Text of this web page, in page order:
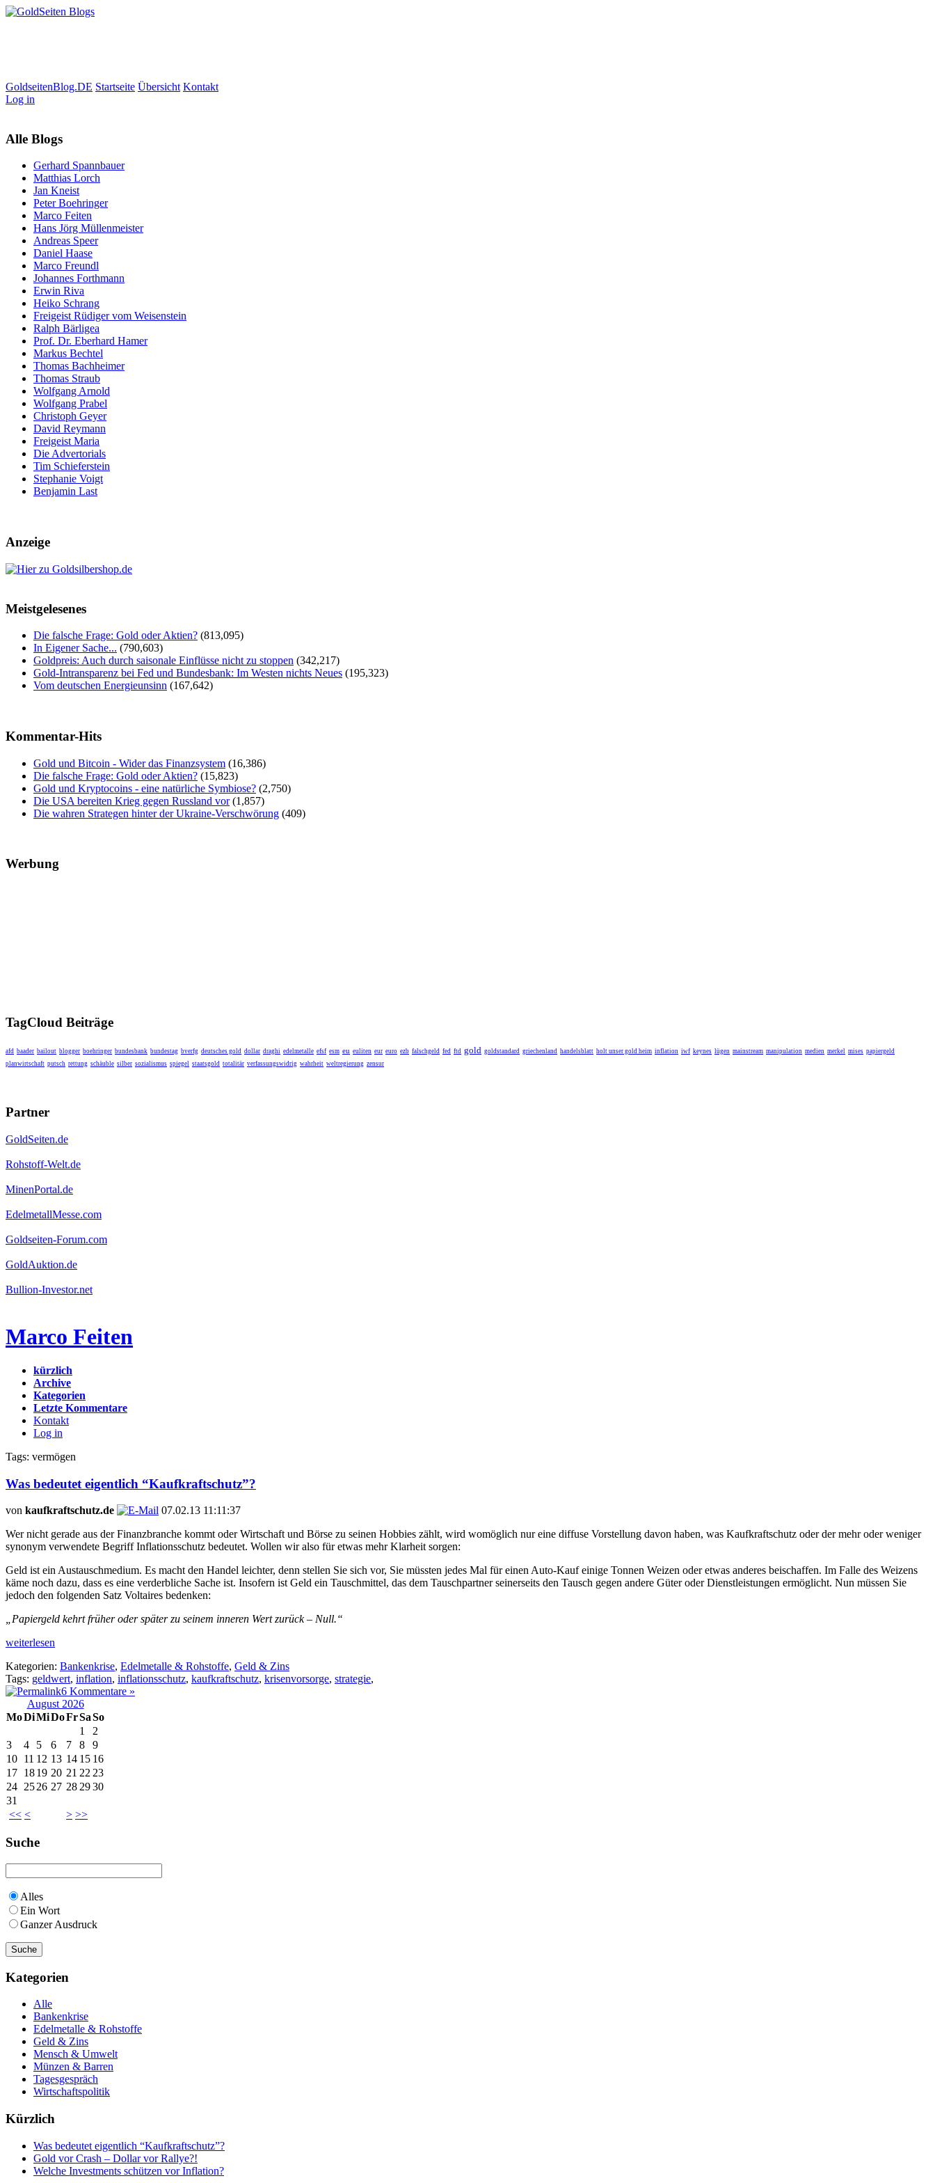
GoldseitenBlog.DE Startseite Übersicht Kontakt
Log in
Alle Blogs
Gerhard Spannbauer
Matthias Lorch
Jan Kneist
Peter Boehringer
Marco Feiten
Hans Jörg Müllenmeister
Andreas Speer
Daniel Haase
Marco Freundl
Johannes Forthmann
Erwin Riva
Heiko Schrang
Freigeist Rüdiger vom Weisenstein
Ralph Bärligea
Prof. Dr. Eberhard Hamer
Markus Bechtel
Thomas Bachheimer
Thomas Straub
Wolfgang Arnold
Wolfgang Prabel
Christoph Geyer
David Reymann
Freigeist Maria
Die Advertorials
Tim Schieferstein
Stephanie Voigt
Benjamin Last
Anzeige
Meistgelesenes
Die falsche Frage: Gold oder Aktien? (813,095)
In Eigener Sache... (790,603)
Goldpreis: Auch durch saisonale Einflüsse nicht zu stoppen (342,217)
Gold-Intransparenz bei Fed und Bundesbank: Im Westen nichts Neues (195,323)
Vom deutschen Energieunsinn (167,642)
Kommentar-Hits
Gold und Bitcoin - Wider das Finanzsystem (16,386)
Die falsche Frage: Gold oder Aktien? (15,823)
Gold und Kryptocoins - eine natürliche Symbiose? (2,750)
Die USA bereiten Krieg gegen Russland vor (1,857)
Die wahren Strategen hinter der Ukraine-Verschwörung (409)
Werbung
TagCloud Beiträge
afd baader bailout blogger boehringer bundesbank bundestag bverfg deutsches gold dollar draghi edelmetalle efsf esm eu euliten eur euro ezb falschgeld fed ftd gold goldstandard griechenland handelsblatt holt unser gold heim inflation iwf keynes lügen mainstream manipulation medien merkel mises papiergeld
planwirtschaft putsch rettung schäuble silber sozialismus spiegel staatsgold totalitär verfassungswidrig wahrheit weltregierung zensur
Partner
GoldSeiten.de
Rohstoff-Welt.de
MinenPortal.de
EdelmetallMesse.com
Goldseiten-Forum.com
GoldAuktion.de
Bullion-Investor.net
Marco Feiten
kürzlich
Archive
Kategorien
Letzte Kommentare
Kontakt
Log in
Tags: vermögen
Was bedeutet eigentlich “Kaufkraftschutz”?
von kaufkraftschutz.de
07.02.13 11:11:37
Wer nicht gerade aus der Finanzbranche kommt oder Wirtschaft und Börse zu seinen Hobbies zählt, wird womöglich nur eine diffuse Vorstellung davon haben, was Kaufkraftschutz oder der mehr oder weniger
synonym verwendete Begriff Inflationsschutz bedeutet. Wollen wir also für etwas mehr Klarheit sorgen:
Geld ist ein Austauschmedium. Es macht den Handel leichter, denn stellen Sie sich vor, Sie müssten jedes Mal für einen Auto-Kauf einige Tonnen Weizen oder etwas anderes beischaffen. Im Falle des Weizens
käme noch dazu, dass es eine verderbliche Sache ist. Insofern ist Geld ein Tauschmittel, das dem Tauschpartner seinerseits den Tausch gegen andere Güter oder Dienstleistungen ermöglicht. Nun müssen Sie
jedoch den folgenden Satz Voltaires bedenken:
„Papiergeld kehrt früher oder später zu seinem inneren Wert zurück – Null.“
weiterlesen
Kategorien: Bankenkrise, Edelmetalle & Rohstoffe, Geld & Zins
Tags: geldwert, inflation, inflationsschutz, kaufkraftschutz, krisenvorsorge, strategie,
6 Kommentare »
August 2026
MoDiMiDoFrSaSo
<< < > >>
1
2
3
4 5 6 7 8
9
10 11 12 13 14 15 16
17 1819 20 21 22 23
24 2526 27 28 2930
31
Suche
Alles
Ein Wort
Ganzer Ausdruck
Kategorien
Alle
Bankenkrise
Edelmetalle & Rohstoffe
Geld & Zins
Mensch & Umwelt
Münzen & Barren
Tagesgespräch
Wirtschaftspolitik
Kürzlich
Was bedeutet eigentlich “Kaufkraftschutz”?
Gold vor Crash – Dollar vor Rallye?!
Welche Investments schützen vor Inflation?